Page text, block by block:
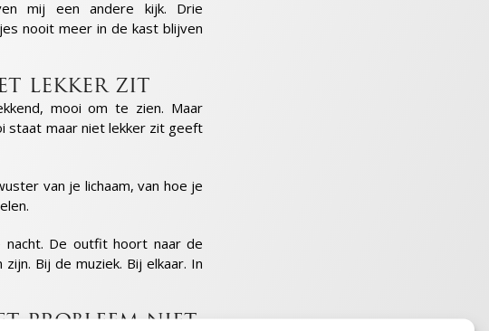
mij een andere kijk. Drie
nooit meer in de kast blijven
lekker zit
mooi om te zien. Maar
staat maar niet lekker zit geeft
van je lichaam, van hoe je
De outfit hoort naar de
Bij de muziek. Bij elkaar. In
probleem niet